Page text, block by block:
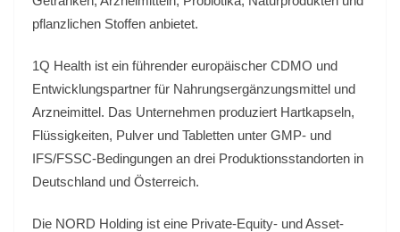
pflanzlichen Stoffen anbietet.
1Q Health ist ein führender europäischer CDMO und
Entwicklungspartner für Nahrungsergänzungsmittel und
Arzneimittel. Das Unternehmen produziert Hartkapseln,
Flüssigkeiten, Pulver und Tabletten unter GMP- und
IFS/FSSC-Bedingungen an drei Produktionsstandorten in
Deutschland und Österreich.
Die NORD Holding ist eine Private-Equity- und Asset-